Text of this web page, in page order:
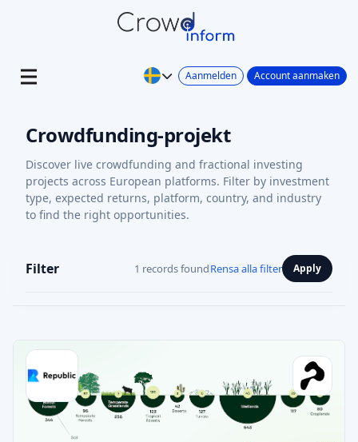
Aanmelden Account aanmaken
Crowdfunding-projekt
Discover live crowdfunding and fractional investing
projects across European platforms. Filter by investment
type, expected returns, platform, country, and industry
to find the right opportunities.
Filter 1 records foundRensa alla filter Apply